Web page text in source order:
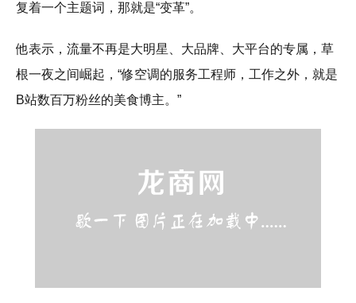
复着一个主题词，那就是“变革”。
他表示，流量不再是大明星、大品牌、大平台的专属，草
根一夜之间崛起，“修空调的服务工程师，工作之外，就是
B站数百万粉丝的美食博主。”